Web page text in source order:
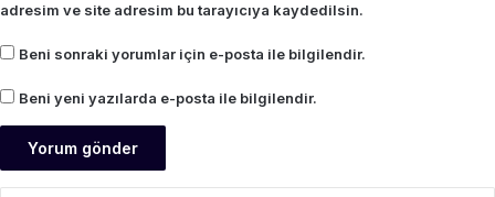
adresim ve site adresim bu tarayıcıya kaydedilsin.
Beni sonraki yorumlar için e-posta ile bilgilendir.
Beni yeni yazılarda e-posta ile bilgilendir.